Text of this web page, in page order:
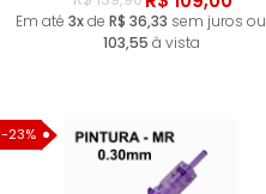
Em até 3xde R$ 36,33 sem juros ou
103,55 à vista
-23%